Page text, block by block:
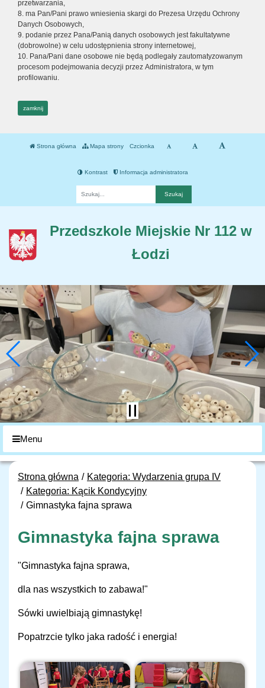
przetwarzania,
8. ma Pan/Pani prawo wniesienia skargi do Prezesa Urzędu Ochrony
Danych Osobowych,
9. podanie przez Pana/Panią danych osobowych jest fakultatywne
(dobrowolne) w celu udostępnienia strony internetowej,
10. Pana/Pani dane osobowe nie będą podlegały zautomatyzowanym
procesom podejmowania decyzji przez Administratora, w tym
profilowaniu.
zamknij
Strona główna Mapa strony Czcionka
Kontrast Informacja administratora
Przedszkole Miejskie Nr 112 w
Łodzi
Menu
Strona główna
Kategoria: Wydarzenia grupa IV
Kategoria: Kącik Kondycyjny
Gimnastyka fajna sprawa
Gimnastyka fajna sprawa
"Gimnastyka fajna sprawa,
dla nas wszystkich to zabawa!"
Sówki uwielbiają gimnastykę!
Popatrzcie tylko jaka radość i energia!